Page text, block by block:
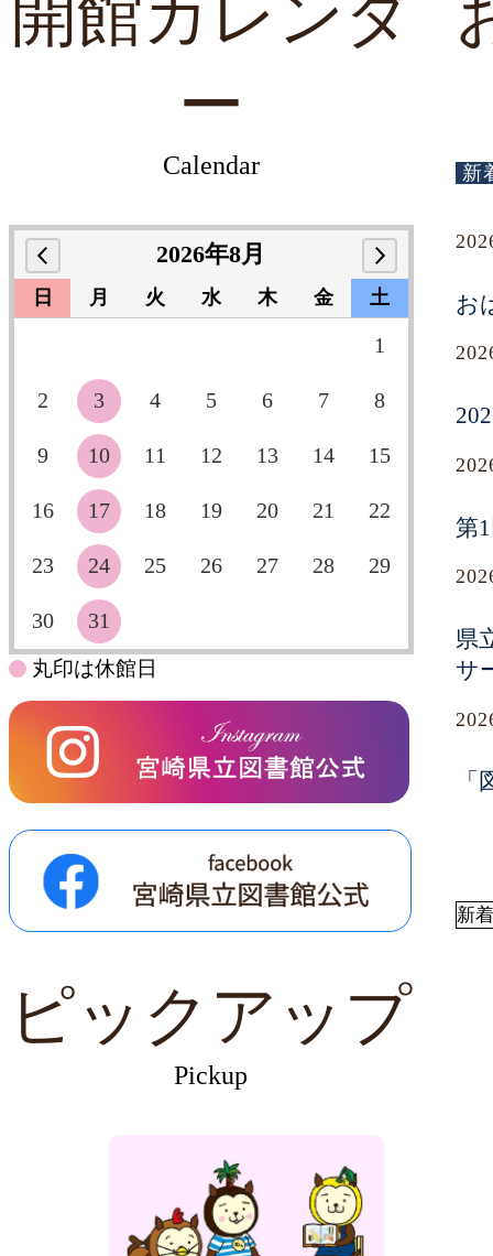
開館カレンダ
ー
Calendar
2026年8月
日 月 火 水 木 金 土
1
2 3 4 5 6 7 8
9 10 11 12 13 14 15
16 17 18 19 20 21 22
23 24 25 26 27 28 29
30 31
丸印は休館日
新
お
第
県
サ
新
ピックアップ
Pickup